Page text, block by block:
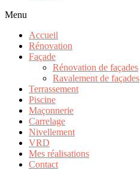
Menu
Accueil
Rénovation
Façade
Rénovation de façades
Ravalement de façades
Terrassement
Piscine
Maçonnerie
Carrelage
Nivellement
VRD
Mes réalisations
Contact